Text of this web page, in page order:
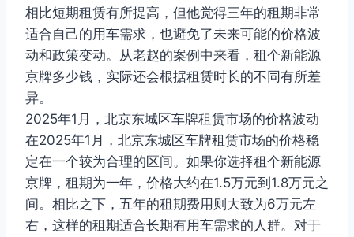
相比短期租赁有所提高，但他觉得三年的租期非常
适合自己的用车需求，也避免了未来可能的价格波
动和政策变动。从老赵的案例中来看，租个新能源
京牌多少钱，实际还会根据租赁时长的不同有所差
异。
2025年1月，北京东城区车牌租赁市场的价格波动
在2025年1月，北京东城区车牌租赁市场的价格稳
定在一个较为合理的区间。如果你选择租个新能源
京牌，租期为一年，价格大约在1.5万元到1.8万元之
间。相比之下，五年的租期费用则大致为6万元左
右，这样的租期适合长期有用车需求的人群。对于